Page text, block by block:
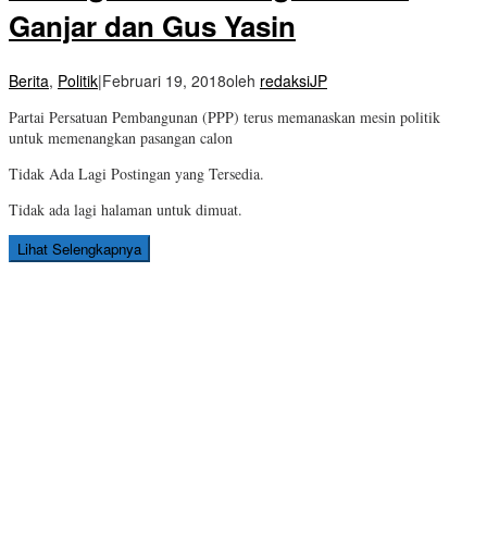
Ganjar dan Gus Yasin
Berita, Politik|Februari 19, 2018oleh redaksiJP
Partai Persatuan Pembangunan (PPP) terus memanaskan mesin politik
untuk memenangkan pasangan calon
Tidak Ada Lagi Postingan yang Tersedia.
Tidak ada lagi halaman untuk dimuat.
Lihat Selengkapnya